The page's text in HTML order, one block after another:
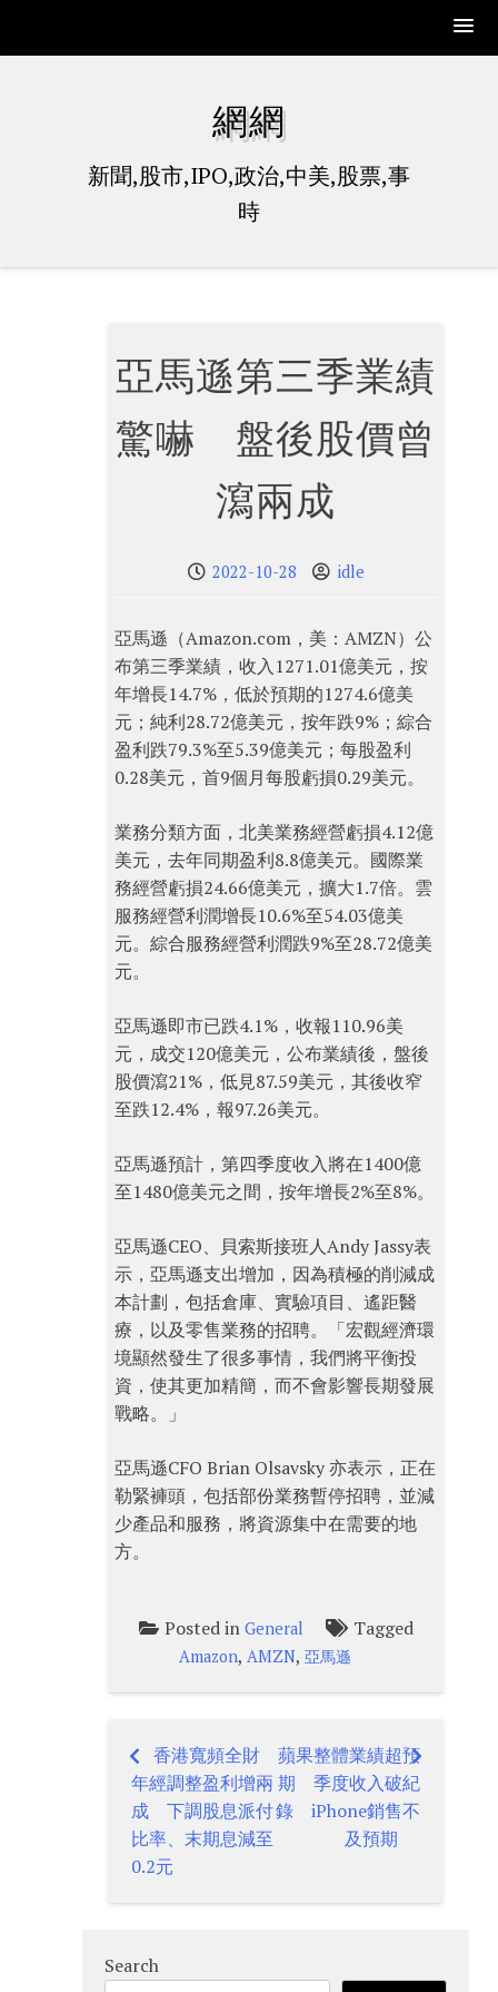
網網
新聞,股市,IPO,政治,中美,股票,事
時
亞馬遜第三季業績
驚嚇 盤後股價曾
瀉兩成
2022-10-28 idle
亞馬遜（Amazon.com，美：AMZN）公
布第三季業績，收入1271.01億美元，按
年增長14.7%，低於預期的1274.6億美
元；純利28.72億美元，按年跌9%；綜合
盈利跌79.3%至5.39億美元；每股盈利
0.28美元，首9個月每股虧損0.29美元。
業務分類方面，北美業務經營虧損4.12億
美元，去年同期盈利8.8億美元。國際業
務經營虧損24.66億美元，擴大1.7倍。雲
服務經營利潤增長10.6%至54.03億美
元。綜合服務經營利潤跌9%至28.72億美
元。
亞馬遜即市已跌4.1%，收報110.96美
元，成交120億美元，公布業績後，盤後
股價瀉21%，低見87.59美元，其後收窄
至跌12.4%，報97.26美元。
亞馬遜預計，第四季度收入將在1400億
至1480億美元之間，按年增長2%至8%。
亞馬遜CEO、貝索斯接班人Andy Jassy表
示，亞馬遜支出增加，因為積極的削減成
本計劃，包括倉庫、實驗項目、遙距醫
療，以及零售業務的招聘。「宏觀經濟環
境顯然發生了很多事情，我們將平衡投
資，使其更加精簡，而不會影響長期發展
戰略。」
亞馬遜CFO Brian Olsavsky 亦表示，正在
勒緊褲頭，包括部份業務暫停招聘，並減
少產品和服務，將資源集中在需要的地
方。
Posted in General Tagged
Amazon, AMZN, 亞馬遜
Post
navigation
香港寬頻全財
年經調整盈利增兩
成 下調股息派付
比率、末期息減至
0.2元
蘋果整體業績超預
期 季度收入破紀
錄 iPhone銷售不
及預期
Search